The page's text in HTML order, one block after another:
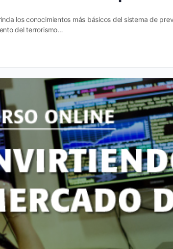
los conocimientos más básicos del sistema de
del terrorismo…